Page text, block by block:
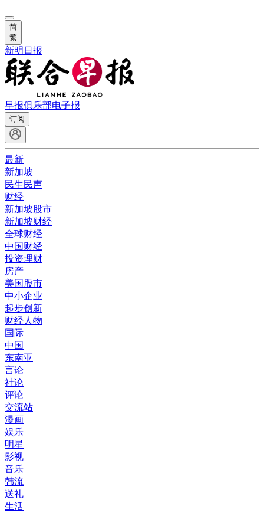
简
繁
新明日报
早报俱乐部电子报
订阅
最新
新加坡
民生民声
财经
新加坡股市
新加坡财经
全球财经
中国财经
投资理财
房产
美国股市
中小企业
起步创新
财经人物
国际
中国
东南亚
言论
社论
评论
交流站
漫画
娱乐
明星
影视
音乐
韩流
送礼
生活